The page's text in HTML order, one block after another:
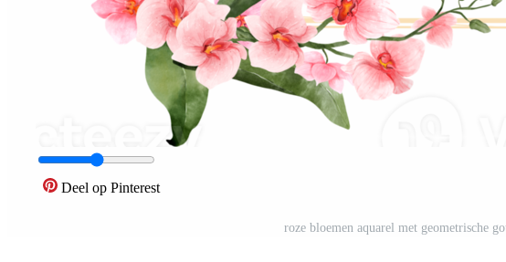
Deel op Pinterest
roze bloemen aquarel met geometrische